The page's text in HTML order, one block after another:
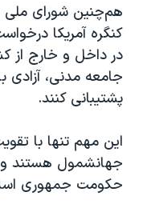
هم‌چنین شورای ملی
کنگره آمریکا
در داخل و خارج از
جامعه مدنی، آزادی
پشتیبانی کنند.
این مهم تنها با
جهانشمول هستند
حکومت جمهوری